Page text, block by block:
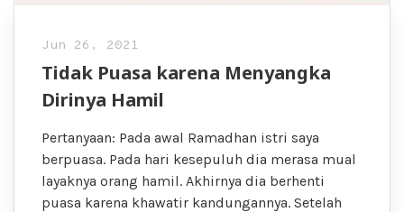
Jun 26, 2021
Tidak Puasa karena Menyangka
Dirinya Hamil
Pertanyaan: Pada awal Ramadhan istri saya
berpuasa. Pada hari kesepuluh dia merasa mual
layaknya orang hamil. Akhirnya dia berhenti
puasa karena khawatir kandungannya. Setelah